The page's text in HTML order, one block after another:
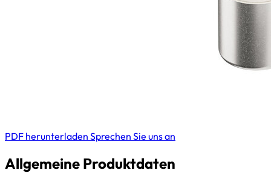
PDF herunterladen Sprechen Sie uns an
Allgemeine Produktdaten